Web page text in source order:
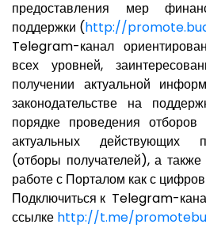
предоставления мер
поддержки (http://
Telegram-канал
всех уровней,
получении актуальной
законодательстве на
порядке проведения отборов
актуальных действующих
(отборы получателей), а
работе с Порталом как с
Подключиться к Telegram-
ссылке http://t.me/